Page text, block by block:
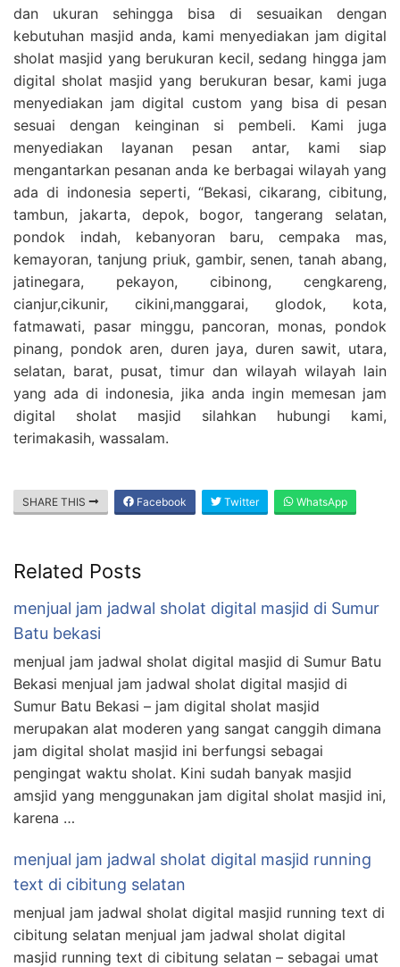
dan ukuran sehingga bisa di sesuaikan dengan
kebutuhan masjid anda, kami menyediakan jam digital
sholat masjid yang berukuran kecil, sedang hingga jam
digital sholat masjid yang berukuran besar, kami juga
menyediakan jam digital custom yang bisa di pesan
sesuai dengan keinginan si pembeli. Kami juga
menyediakan layanan pesan antar, kami siap
mengantarkan pesanan anda ke berbagai wilayah yang
ada di indonesia seperti, “Bekasi, cikarang, cibitung,
tambun, jakarta, depok, bogor, tangerang selatan,
pondok indah, kebanyoran baru, cempaka mas,
kemayoran, tanjung priuk, gambir, senen, tanah abang,
jatinegara, pekayon, cibinong, cengkareng,
cianjur,cikunir, cikini,manggarai, glodok, kota,
fatmawati, pasar minggu, pancoran, monas, pondok
pinang, pondok aren, duren jaya, duren sawit, utara,
selatan, barat, pusat, timur dan wilayah wilayah lain
yang ada di indonesia, jika anda ingin memesan jam
digital sholat masjid silahkan hubungi kami,
terimakasih, wassalam.
SHARE THIS Facebook Twitter WhatsApp
Related Posts
menjual jam jadwal sholat digital masjid di Sumur
Batu bekasi
menjual jam jadwal sholat digital masjid di Sumur Batu
Bekasi menjual jam jadwal sholat digital masjid di
Sumur Batu Bekasi – jam digital sholat masjid
merupakan alat moderen yang sangat canggih dimana
jam digital sholat masjid ini berfungsi sebagai
pengingat waktu sholat. Kini sudah banyak masjid
amsjid yang menggunakan jam digital sholat masjid ini,
karena …
menjual jam jadwal sholat digital masjid running
text di cibitung selatan
menjual jam jadwal sholat digital masjid running text di
cibitung selatan menjual jam jadwal sholat digital
masjid running text di cibitung selatan – sebagai umat